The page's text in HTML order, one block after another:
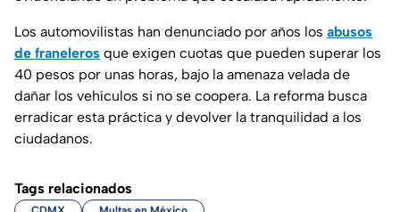
Los automovilistas han denunciado por años los abusos
de franeleros que exigen cuotas que pueden superar los
40 pesos por unas horas, bajo la amenaza velada de
dañar los vehículos si no se coopera. La reforma busca
erradicar esta práctica y devolver la tranquilidad a los
ciudadanos.
Tags relacionados